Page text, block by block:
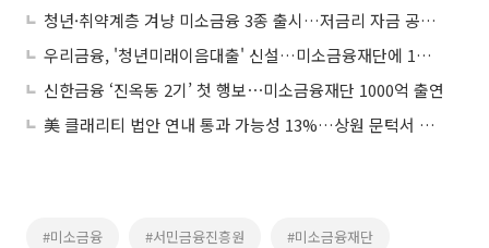
청년·취약계층 겨냥 미소금융 3종 출시…저금리 자금 공급 확대
우리금융, '청년미래이음대출' 신설…미소금융재단에 1천억 추가 출연
신한금융 ‘진옥동 2기’ 첫 행보⋯미소금융재단 1000억 출연
美 클래리티 법안 연내 통과 가능성 13%…상원 문턱서 제동
#미소금융 #서민금융진흥원 #미소금융재단